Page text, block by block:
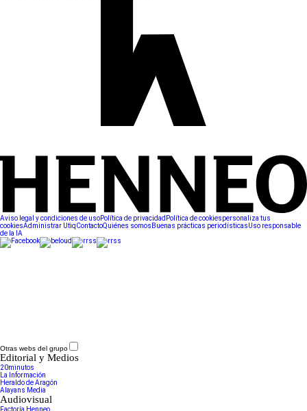
Aviso legal y condiciones de usoPolítica de privacidad Política de cookiespersonaliza tus
cookiesAdministrar UtiqContactoQuiénes somos Buenas prácticas periodísticasUso responsable
de la IA
Otras webs del grupo
Editorial y Medios
20minutos
La Información
Heraldo de Aragón
Alayans Media
Audiovisual
Factoría Henneo